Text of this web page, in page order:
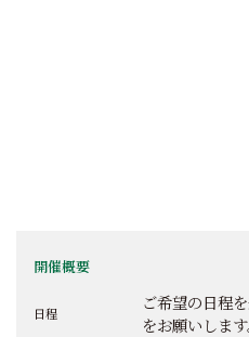
開催概要
日程
ご希望の日程
をお願いしま